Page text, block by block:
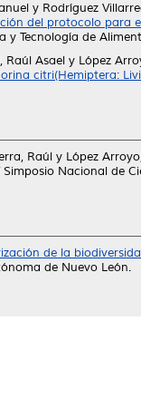
y Rodríguez
del protocolo para
y Tecnología de
Raúl Asael y López
citri(Hemiptera:
Raúl y López
Simposio Nacional de
de la
de Nuevo León.